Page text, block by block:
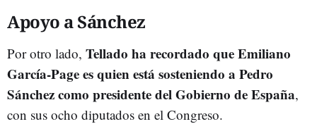
Apoyo a Sánchez
Por otro lado, Tellado ha recordado que Emiliano
García-Page es quien está sosteniendo a Pedro
Sánchez como presidente del Gobierno de España,
con sus ocho diputados en el Congreso.